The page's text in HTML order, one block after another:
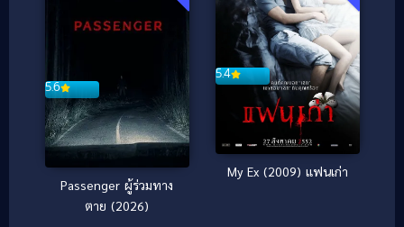
5.6
Passenger ผู้ร่วมทาง
ตาย (2026)
5.4
My Ex (2009) แฟนเก่า